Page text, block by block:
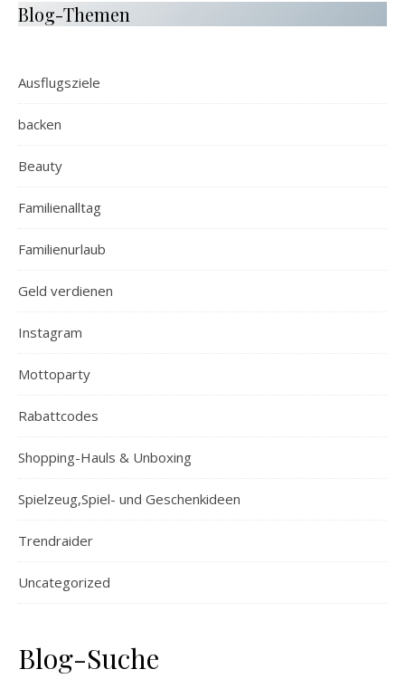
Blog-Themen
Ausflugsziele
backen
Beauty
Familienalltag
Familienurlaub
Geld verdienen
Instagram
Mottoparty
Rabattcodes
Shopping-Hauls & Unboxing
Spielzeug,Spiel- und Geschenkideen
Trendraider
Uncategorized
Blog-Suche